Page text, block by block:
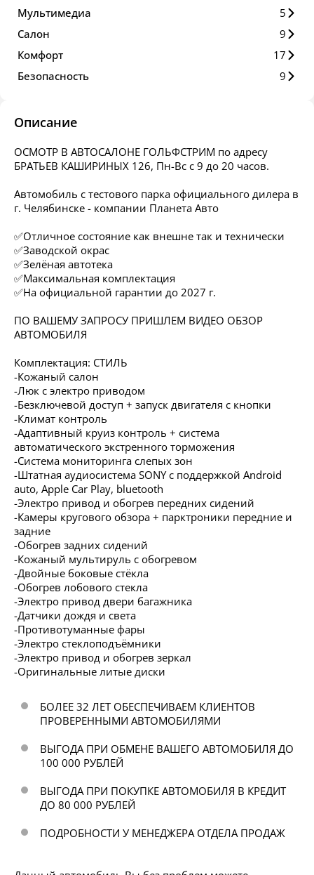
Мультимедиа
5
Салон
9
Комфорт
17
Безопасность
9
Описание
ОСМОТР В АВТОСАЛОНЕ ГОЛЬФСТРИМ по адресу
БРАТЬЕВ КАШИРИНЫХ 126, Пн-Вс с 9 до 20 часов.
Автомобиль с тестового парка официального дилера в
г. Челябинске - компании Планета Авто
✅Отличное состояние как внешне так и технически
✅Заводской окрас
✅Зелёная автотека
✅Максимальная комплектация
✅На официальной гарантии до 2027 г.
️ПО ВАШЕМУ ЗАПРОСУ ПРИШЛЕМ ВИДЕО ОБЗОР
АВТОМОБИЛЯ
Комплектация: СТИЛЬ
-Кожаный салон
-Люк с электро приводом
-Безключевой доступ + запуск двигателя с кнопки
-Климат контроль
-Адаптивный круиз контроль + система
автоматического экстренного торможения
-Система мониторинга слепых зон
-Штатная аудиосистема SONY с поддержкой Android
auto, Apple Car Play, bluetooth
-Электро привод и обогрев передних сидений
-Камеры кругового обзора + парктроники передние и
задние
-Обогрев задних сидений
-Кожаный мультируль с обогревом
-Двойные боковые стёкла
-Обогрев лобового стекла
-Электро привод двери багажника
-Датчики дождя и света
-Противотуманные фары
-Электро стеклоподъёмники
-Электро привод и обогрев зеркал
-Оригинальные литые диски
БОЛЕЕ 32 ЛЕТ ОБЕСПЕЧИВАЕМ КЛИЕНТОВ
ПРОВЕРЕННЫМИ АВТОМОБИЛЯМИ
ВЫГОДА ПРИ ОБМЕНЕ ВАШЕГО АВТОМОБИЛЯ ДО
100 000 РУБЛЕЙ
ВЫГОДА ПРИ ПОКУПКЕ АВТОМОБИЛЯ В КРЕДИТ
ДО 80 000 РУБЛЕЙ
ПОДРОБНОСТИ У МЕНЕДЖЕРА ОТДЕЛА ПРОДАЖ